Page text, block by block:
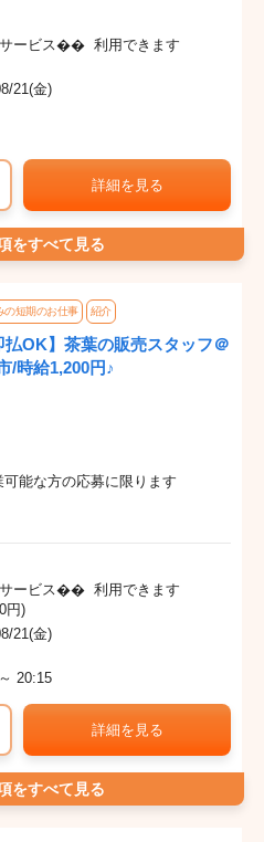
ービス�� 利用できます
21(金)
詳細を見る
をすべて見る
の短期のお仕事 紹介
払OK】茶葉の販売スタッフ＠
/時給1,200円♪
能な方の応募に限ります
ービス�� 利用できます
円)
21(金)
20:15
詳細を見る
をすべて見る